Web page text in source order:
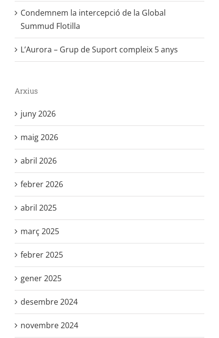
Condemnem la intercepció de la Global
Summud Flotilla
L’Aurora – Grup de Suport compleix 5 anys
Arxius
juny 2026
maig 2026
abril 2026
febrer 2026
abril 2025
març 2025
febrer 2025
gener 2025
desembre 2024
novembre 2024